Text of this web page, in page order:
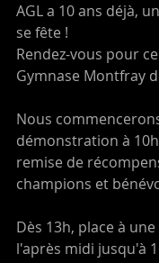
AGL a 10 ans déjà,
se fête !
Rendez-vous pour
Gymnase Montfray
Nous
démonstration à
remise de
champions et
Dès 13h, place à
l'après midi jusqu'à